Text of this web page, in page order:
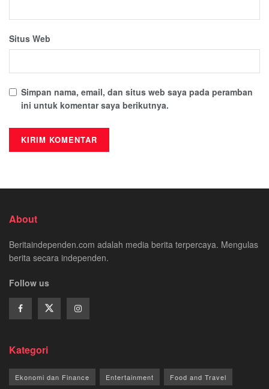
Situs Web
Simpan nama, email, dan situs web saya pada peramban
ini untuk komentar saya berikutnya.
About
Beritaindependen.com adalah media berita terpercaya. Mengulas
berita secara independen.
Follow us
Kategori
Ekonomi dan Finance Entertainment Food and Travel